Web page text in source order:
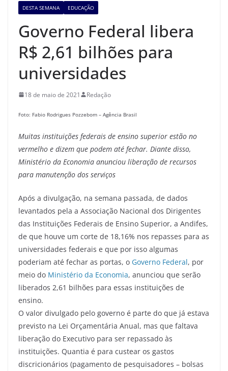
DESTA SEMANA EDUCAÇÃO
Governo Federal libera
R$ 2,61 bilhões para
universidades
18 de maio de 2021 Redação
Foto: Fabio Rodrigues Pozzebom – Agência Brasil
Muitas instituições federais de ensino superior estão no
vermelho e dizem que podem até fechar. Diante disso,
Ministério da Economia anunciou liberação de recursos
para manutenção dos serviços
Após a divulgação, na semana passada, de dados
levantados pela a Associação Nacional dos Dirigentes
das Instituições Federais de Ensino Superior, a Andifes,
de que houve um corte de 18,16% nos repasses para as
universidades federais e que por isso algumas
poderiam até fechar as portas, o Governo Federal, por
meio do Ministério da Economia, anunciou que serão
liberados 2,61 bilhões para essas instituições de
ensino.
O valor divulgado pelo governo é parte do que já estava
previsto na Lei Orçamentária Anual, mas que faltava
liberação do Executivo para ser repassado às
instituições. Quantia é para custear os gastos
discricionários (pagamento de pesquisadores – bolsas